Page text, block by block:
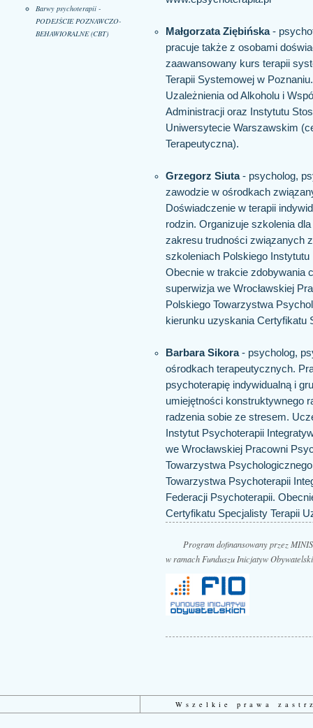
Barwy psychoterapii -
PODEJŚCIE POZNAWCZO-
BEHAWIORALNE (CBT)
Małgorzata Ziębińska-
pracuje także z osobami
zaawansowany kurs terapii
Terapii Systemowej w
Uzależnienia od Alkoholu i
Administracji oraz Instytutu
Uniwersytecie Warszawskim
Terapeutyczna).
Grzegorz Siuta- psycholog,
zawodzie w ośrodkach
Doświadczenie w terapii
rodzin. Organizuje szkolenia
zakresu trudności związanych
szkoleniach Polskiego
Obecnie w trakcie zdobywania
superwizja we Wrocławskiej
Polskiego Towarzystwa
kierunku uzyskania Certyfikatu
Barbara Sikora- psycholog,
ośrodkach terapeutycznych.
psychoterapię indywidualną i
umiejętności konstruktywnego
radzenia sobie ze stresem.
Instytut Psychoterapii
we Wrocławskiej Pracowni
Towarzystwa
Towarzystwa Psychoterapii
Federacji Psychoterapii.
Certyfikatu Specjalisty Terapii
Program dofinansowany przez
w ramach Funduszu Inicjatyw
Wszelkie prawa